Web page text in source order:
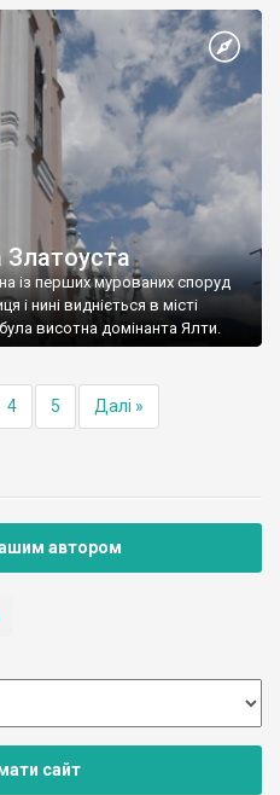
Златоуста
із перших мурованих споруд
і нині видніється в місті
висотна домінанта Ялти.
4 5 Далі »
автором
сайт